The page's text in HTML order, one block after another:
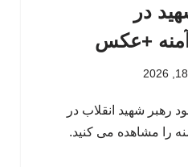
در
+عکس
رهبر شهید انقلاب در
را مشاهده می کنید.